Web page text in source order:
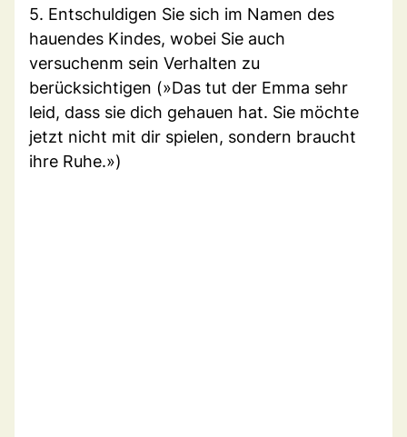
5. Entschuldigen Sie sich im Namen des
hauendes Kindes, wobei Sie auch
versuchenm sein Verhalten zu
berücksichtigen (»Das tut der Emma sehr
leid, dass sie dich gehauen hat. Sie möchte
jetzt nicht mit dir spielen, sondern braucht
ihre Ruhe.»)